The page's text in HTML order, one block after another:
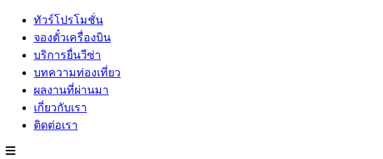
ทัวร์โปรโมชั่น
จองตั๋วเครื่องบิน
บริการยื่นวีซ่า
บทความท่องเที่ยว
ผลงานที่ผ่านมา
เกี่ยวกับเรา
ติดต่อเรา